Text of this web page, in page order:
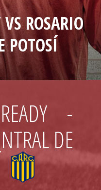
ROSARIO
POTOSÍ
-
DE